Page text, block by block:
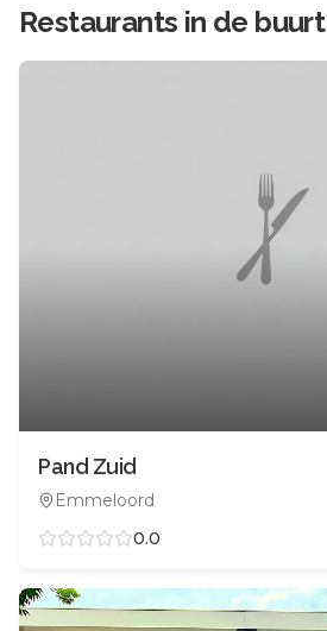
Restaurants in de buurt
Pand Zuid
Emmeloord
0.0